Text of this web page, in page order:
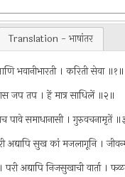
Translation - भाषांतर
आणि भवानीभारती । करिती सेवा ॥१॥
जप तप । हें मात्र साधिलें ॥२॥
पावे समाधानासी । गुरुवचनामृतें
अद्यापि सुख कां मजलागूनि ।
अद्यापि निजसुखाची वार्ता ।